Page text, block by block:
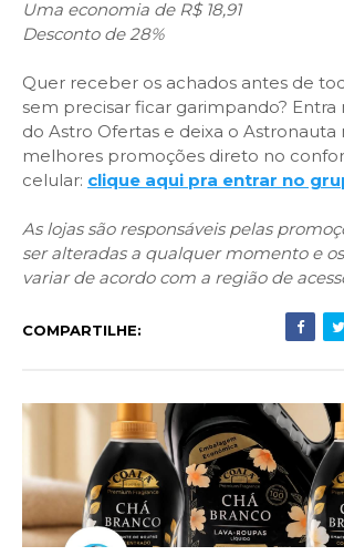
Uma economia de R$ 18,91
Desconto de 28%
Quer receber os achados antes de
sem precisar ficar garimpando?
do Astro Ofertas e deixa o Astronauta
melhores promoções direto no
celular: clique aqui pra entrar no
As lojas são responsáveis pelas
ser alteradas a qualquer momento e
variar de acordo com a região de
COMPARTILHE: